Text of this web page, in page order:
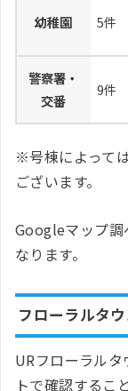
幼稚園 5件
警察署・
交番
9件
※号棟によって
ございます。
Googleマップ調
なります。
フローラルタ
URフローラル
トで確認するこ